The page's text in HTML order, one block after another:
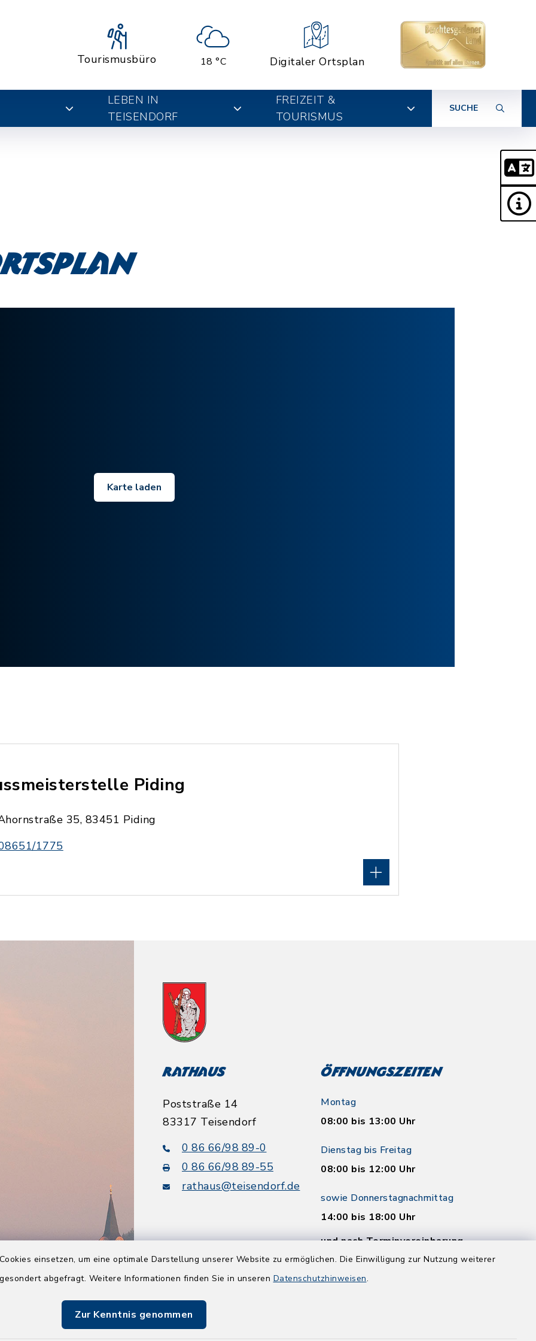
einsetzen, um eine optimale Darstellung unserer Website zu ermöglichen. Die Einwilligung zur Nutzung weiterer
abgefragt. Weitere Informationen finden Sie in unseren Datenschutzhinweisen.
Zur Kenntnis genommen
Tourismusbüro 18 °C Digitaler Ortsplan
LEBEN IN
TEISENDORF
FREIZEIT &
TOURISMUS
SUCHE
Karte laden
Piding
35, 83451 Piding
1775
Rathaus
Poststraße 14
83317 Teisendorf
0 86 66/98 89-0
0 86 66/98 89-55
rathaus@teisendorf.de
Öffnungszeiten
Montag
08:00 bis 13:00 Uhr
Dienstag bis Freitag
08:00 bis 12:00 Uhr
sowie Donnerstagnachmittag
14:00 bis 18:00 Uhr
und nach Terminvereinbarung
Quicklinks
BayernPortal